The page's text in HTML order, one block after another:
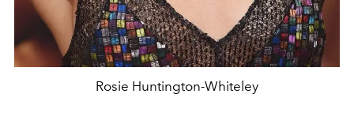
Rosie Huntington-Whiteley